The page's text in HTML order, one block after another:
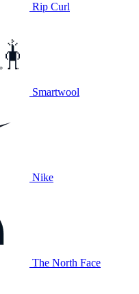
Rip Curl
Smartwool
Nike
The North Face